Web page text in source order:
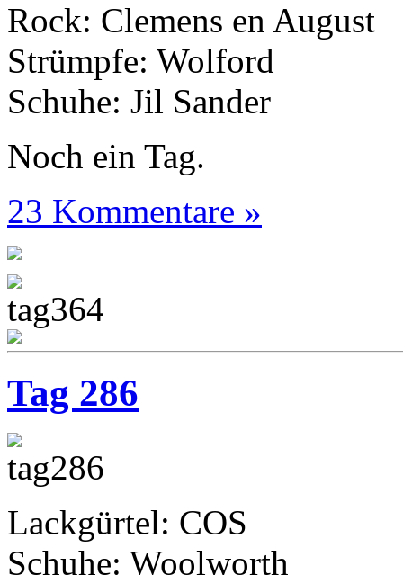
Rock: Clemens en August
Strümpfe: Wolford
Schuhe: Jil Sander
Noch ein Tag.
23 Kommentare »
Tag 286
Lackgürtel: COS
Schuhe: Woolworth